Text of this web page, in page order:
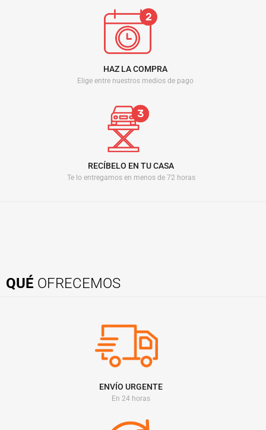
HAZ LA COMPRA
Elige entre nuestros medios de pago
RECÍBELO EN TU CASA
Te lo entregamos en menos de 72 horas
QUÉ OFRECEMOS
ENVÍO URGENTE
En 24 horas